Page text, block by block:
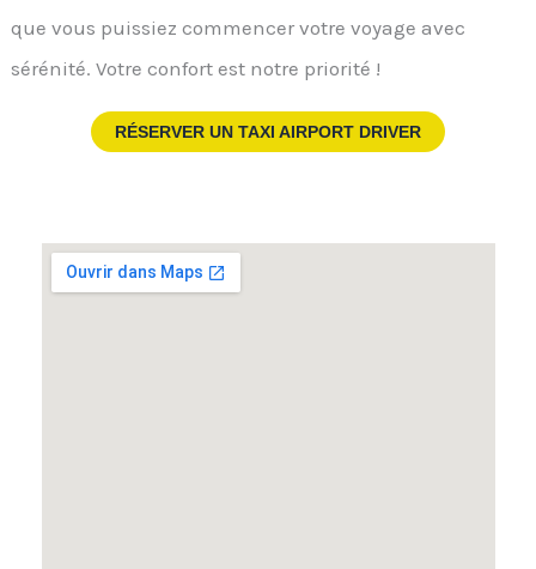
que vous puissiez commencer votre voyage avec
sérénité. Votre confort est notre priorité !
RÉSERVER UN TAXI AIRPORT DRIVER